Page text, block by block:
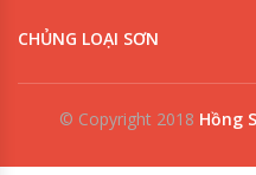
CHỦNG LOẠI SƠN
© Copyright 2018 Hồng